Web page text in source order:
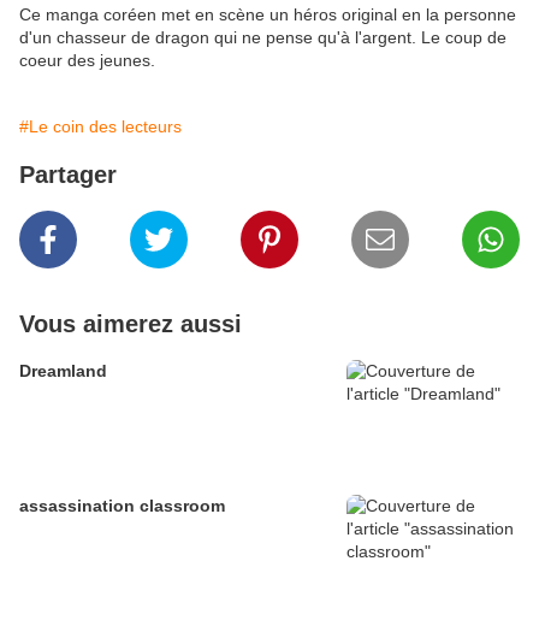
Ce manga coréen met en scène un héros original en la personne
d'un chasseur de dragon qui ne pense qu'à l'argent. Le coup de
coeur des jeunes.
#Le coin des lecteurs
Partager
Vous aimerez aussi
Dreamland
assassination classroom